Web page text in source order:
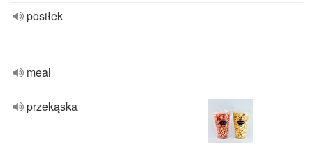
posiłek
meal
przekąska